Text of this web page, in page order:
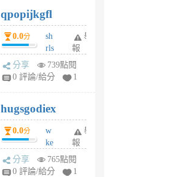
6
個
月
前
qpopijkgfl
0.0分
sh
rls
k
m
6
個
月
前
舉
報
分享
739點閱
0 評論/給分
1
hugsgodiex
0.0分
w
ke
rv
pj
舉
報
分享
765點閱
0 評論/給分
1